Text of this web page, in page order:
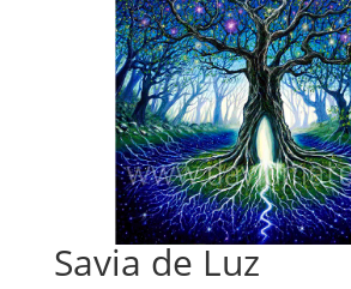
Savia de Luz